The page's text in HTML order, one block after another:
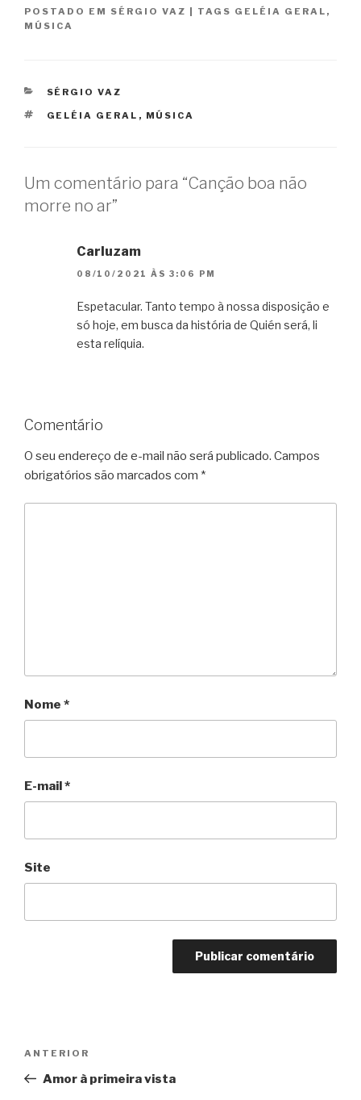
POSTADO EM SÉRGIO VAZ TAGS GELÉIA GERAL ,
MÚSICA
CATEGORIAS
SÉRGIO VAZ
TAGS
GELÉIA GERAL , MÚSICA
Um comentário para “Canção boa não
morre no ar”
Carluzam
08/10/2021 ÀS 3:06 PM
Espetacular. Tanto tempo à nossa disposição e
só hoje, em busca da história de Quién será, li
esta relíquia.
Comentário
O seu endereço de e-mail não será publicado. Campos
obrigatórios são marcados com *
Nome *
E-mail*
Site
Post
Anterior
ANTERIOR
Amor à primeira vista